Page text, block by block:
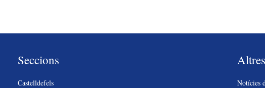
Seccions
Castelldefels
Notícies